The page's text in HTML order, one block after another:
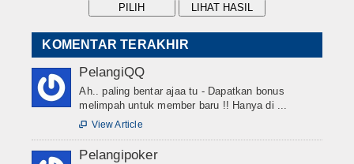
KOMENTAR TERAKHIR
PelangiQQ
Ah.. paling bentar ajaa tu - Dapatkan bonus
melimpah untuk member baru !! Hanya di ...
 View Article
Pelangipoker